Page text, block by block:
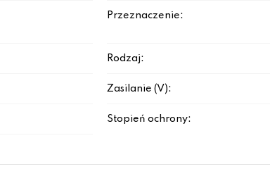
Przeznaczenie:
Rodzaj:
Zasilanie (V):
Stopień ochrony: